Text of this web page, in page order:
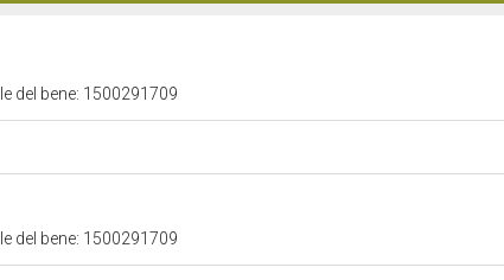
del bene: 1500291709
del bene: 1500291709